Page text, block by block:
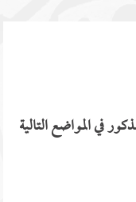
في المواضع التالية